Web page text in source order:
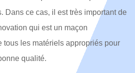
Dans ce cas, il est très important de
qui est un maçon
tous les matériels appropriés pour
qualité.